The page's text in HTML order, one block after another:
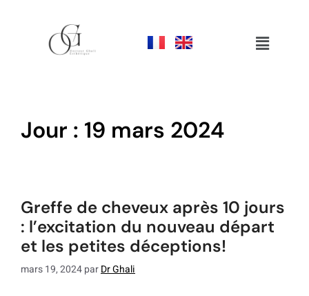
jour : 19 mars 2024
greffe de cheveux après 10 jours
: l’excitation du nouveau départ
et les petites déceptions!
mars 19, 2024parDr Ghali